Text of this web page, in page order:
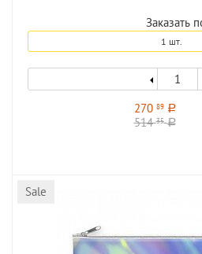
Заказать
1 шт.
270 89 a
51435 a
Sale